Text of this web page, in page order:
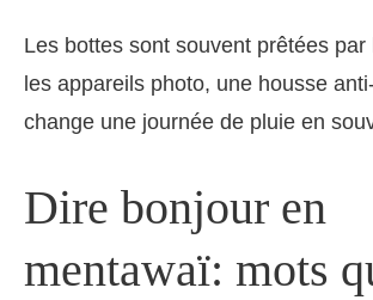
Les bottes sont souvent prêtées
les appareils photo, une housse
change une journée de pluie en
Dire bonjour en
mentawaï: mots